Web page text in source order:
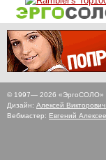
© 1997— 2026 «ЭргоСОЛО»
Дизайн: Алексей
Вебмастер: Евгений